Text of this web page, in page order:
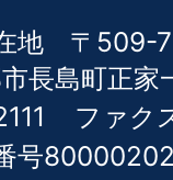
地 〒509-
長島町正家
ファ
号